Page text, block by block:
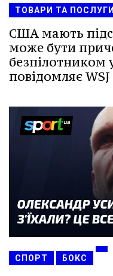
ТОВАРИ ТА ПОСЛУГИ
США мають
може бути
безпілотником
повідомляє
СПОРТ БОКС